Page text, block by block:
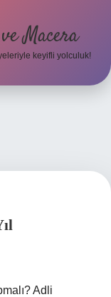
Macera
keyifli yolculuk!
Adli